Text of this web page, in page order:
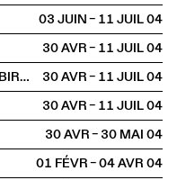
03 JUIN – 11 JUIL2004
30 AVR – 11 JUIL2004
TERESA HUBBARD & ALEXANDER BIRCHLER
30 AVR – 11 JUIL2004
30 AVR – 11 JUIL2004
30 AVR – 30 MAI2004
01 FÉVR – 04 AVR2004